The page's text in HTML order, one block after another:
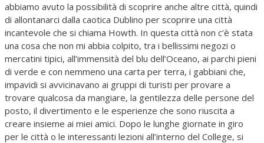
abbiamo avuto la possibilità di scoprire anche altre città, quindi
di allontanarci dalla caotica Dublino per scoprire una città
incantevole che si chiama Howth. In questa città non c’è stata
una cosa che non mi abbia colpito, tra i bellissimi negozi o
mercatini tipici, all’immensità del blu dell’Oceano, ai parchi pieni
di verde e con nemmeno una carta per terra, i gabbiani che,
impavidi si avvicinavano ai gruppi di turisti per provare a
trovare qualcosa da mangiare, la gentilezza delle persone del
posto, il divertimento e le esperienze che sono riuscita a
creare insieme ai miei amici. Dopo le lunghe giornate in giro
per le città o le interessanti lezioni all’interno del College, si